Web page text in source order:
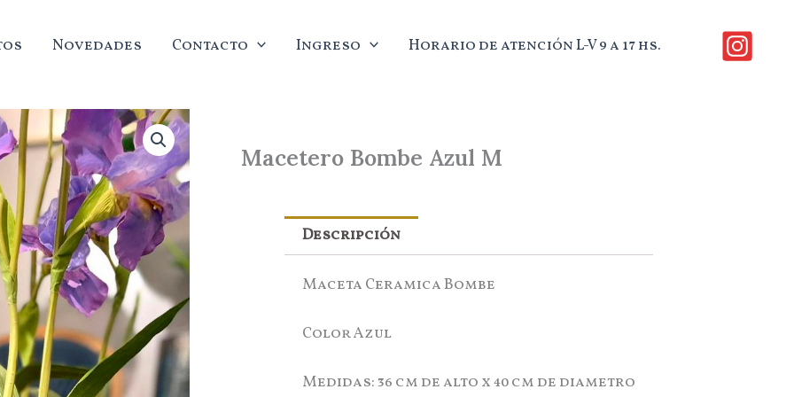
Novedades Contacto Ingreso Horario de atención L-V 9 a 17 hs.
Macetero Bombe Azul M
Descripción
Maceta Ceramica Bombe
Color Azul
Medidas: 36 cm de alto x 40 cm de diametro